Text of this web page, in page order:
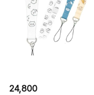
24,800